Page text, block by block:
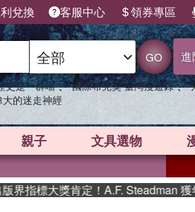
兌換 客服中心 領券專區
GO 進
史是一群喵 、 國際布克獎 臺灣漫遊錄 、
大的迷走神經
親子 文具選物
指標大獎肯定！A.F. Steadman 獲